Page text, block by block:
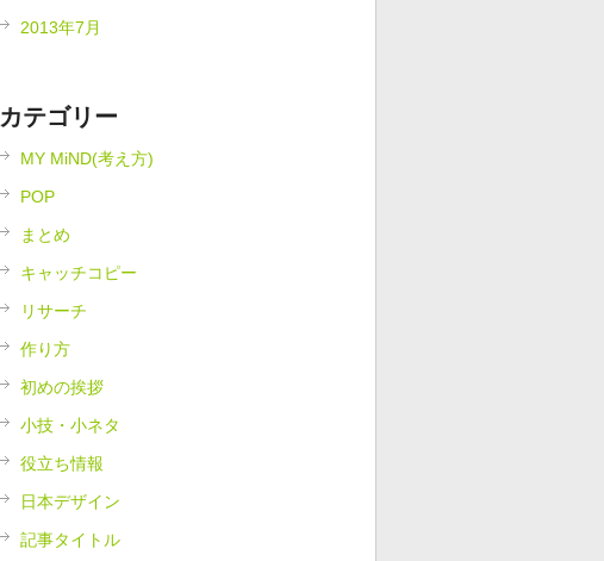
2013年7月
カテゴリー
MY MiND(考え方)
POP
まとめ
キャッチコピー
リサーチ
作り方
初めの挨拶
小技・小ネタ
役立ち情報
日本デザイン
記事タイトル